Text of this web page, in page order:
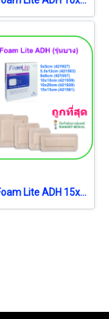
Aquacel Foam Lite ADH 15x15cm (421561) (1 แผ่น)